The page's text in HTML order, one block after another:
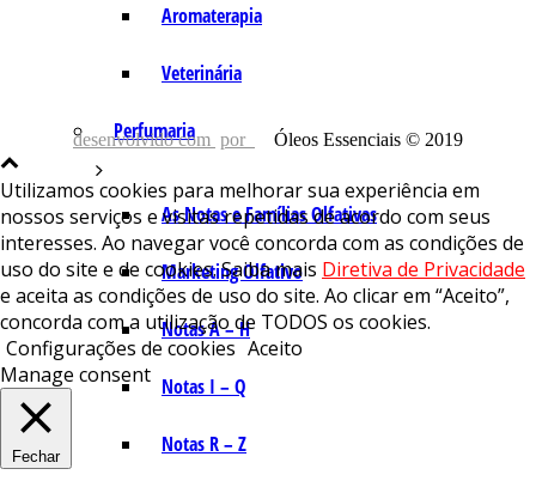
Aromaterapia
Veterinária
Perfumaria
As Notas e Famílias Olfativas
Marketing Olfativo
Notas A – H
Notas I – Q
Notas R – Z
desenvolvido com por Óleos Essenciais © 2019
Utilizamos cookies para melhorar sua experiência em
nossos serviços e visitas repetidas de acordo com seus
interesses. Ao navegar você concorda com as condições de
uso do site e de cookies. Saiba mais Diretiva de Privacidade
e aceita as condições de uso do site. Ao clicar em “Aceito”,
concorda com a utilização de TODOS os cookies.
Configurações de cookies Aceito
Manage consent
Fechar